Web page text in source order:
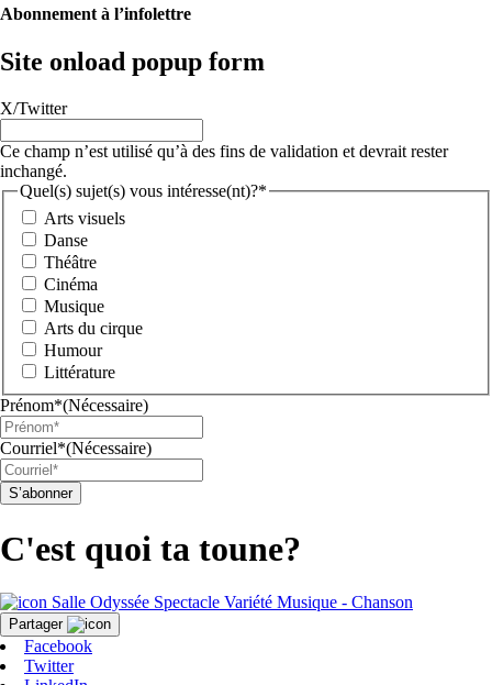
Abonnement à l’infolettre
Site onload popup form
X/Twitter
Ce champ n’est utilisé qu’à des fins de validation et devrait rester
inchangé.
Quel(s) sujet(s) vous intéresse(nt)?*
Arts visuels
Danse
Théâtre
Cinéma
Musique
Arts du cirque
Humour
Littérature
Prénom*(Nécessaire)
Courriel*(Nécessaire)
C'est quoi ta toune?
Salle Odyssée Spectacle Variété Musique - Chanson
Partager
Facebook
Twitter